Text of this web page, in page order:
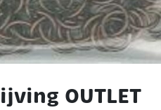
OUTLET